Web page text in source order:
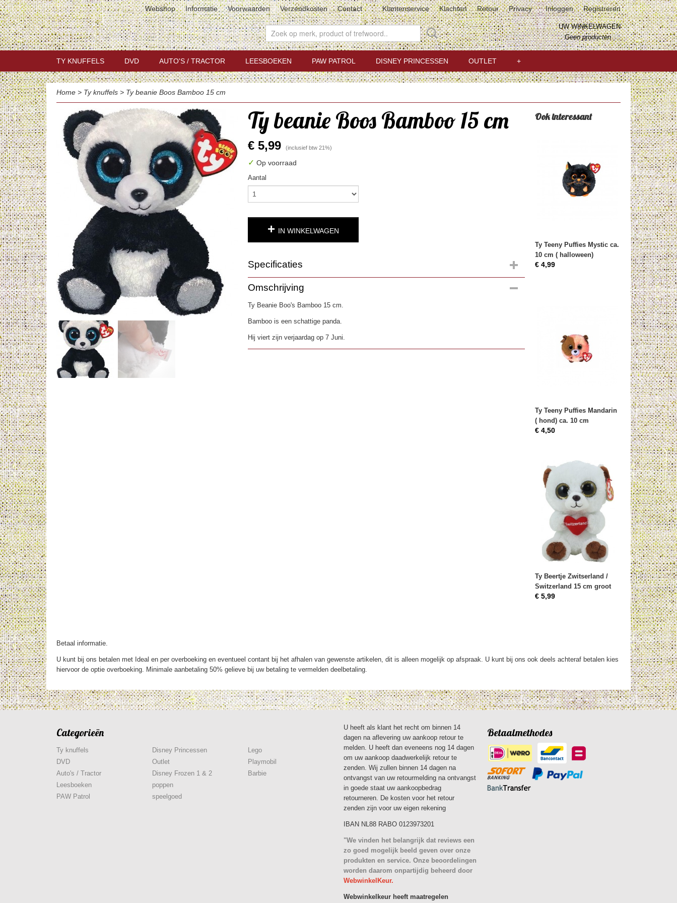
Webshop Informatie Voorwaarden Verzendkosten Contact Klantenservice Klachten Retour Privacy Inloggen Registreren
UW WINKELWAGEN
Geen producten(0)
TY KNUFFELS DVD AUTO'S / TRACTOR LEESBOEKEN PAW PATROL DISNEY PRINCESSEN OUTLET +
Home > Ty knuffels > Ty beanie Boos Bamboo 15 cm
Ty beanie Boos Bamboo 15 cm
€ 5,99 (inclusief btw 21%)
✓ Op voorraad
Aantal
IN WINKELWAGEN
Specificaties
Productcode
EAN code
Omschrijving
Ty Beanie Boo's Bamboo 15 cm.
Bamboo is een schattige panda.
Hij viert zijn verjaardag op 7 Juni.
Ook interessant
Ty Teeny Puffies Mystic ca.
10 cm ( halloween)
€ 4,99
Ty Teeny Puffies Mandarin
( hond) ca. 10 cm
€ 4,50
Ty Beertje Zwitserland /
Switzerland 15 cm groot
€ 5,99
Betaal informatie.
U kunt bij ons betalen met Ideal en per overboeking en eventueel contant bij het afhalen van gewenste artikelen, dit is alleen mogelijk op afspraak. U kunt bij ons ook deels achteraf betalen kies
hiervoor de optie overboeking. Minimale aanbetaling 50% gelieve bij uw betaling te vermelden deelbetaling.
Categorieën
Ty knuffels
DVD
Auto's / Tractor
Leesboeken
PAW Patrol
Disney Princessen
Outlet
Disney Frozen 1 & 2
poppen
speelgoed
Lego
Playmobil
Barbie
U heeft als klant het recht om binnen 14
dagen na aflevering uw aankoop retour te
melden. U heeft dan eveneens nog 14 dagen
om uw aankoop daadwerkelijk retour te
zenden. Wij zullen binnen 14 dagen na
ontvangst van uw retourmelding na ontvangst
in goede staat uw aankoopbedrag
retourneren. De kosten voor het retour
zenden zijn voor uw eigen rekening
IBAN NL88 RABO 0123973201
"We vinden het belangrijk dat reviews een
zo goed mogelijk beeld geven over onze
produkten en service. Onze beoordelingen
worden daarom onpartijdig beheerd door
WebwinkelKeur.
Webwinkelkeur heeft maatregelen
Betaalmethodes